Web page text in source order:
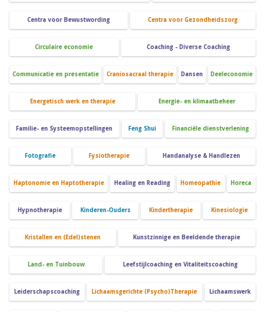
Centra voor Bewustwording Centra voor Gezondheidszorg
Circulaire economie Coaching - Diverse Coaching
Communicatie en presentatie Craniosacraal therapie Dansen Deeleconomie
Energetisch werk en therapie Energie- en klimaatbeheer
Familie- en Systeemopstellingen Feng Shui Financiële dienstverlening
Fotografie Fysiotherapie Handanalyse & Handlezen
Haptonomie en Haptotherapie Healing en Reading Homeopathie Horeca
Hypnotherapie Kinderen-Ouders Kindertherapie Kinesiologie
Kristallen en (Edel)stenen Kunstzinnige en Beeldende therapie
Land- en Tuinbouw Leefstijlcoaching en Vitaliteitscoaching
Leiderschapscoaching Lichaamsgerichte (Psycho)Therapie Lichaamswerk